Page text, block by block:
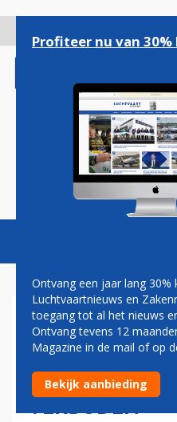
gaan
Magazine
NEDERLAND
BRITTANNIË
VERBODEN
Profiteer nu van
Ontvang een jaar lang
Luchtvaartnieuws en
toegang tot al het nieuws
Ontvang tevens 12
Magazine in de mail of op
Bekijk aanbieding